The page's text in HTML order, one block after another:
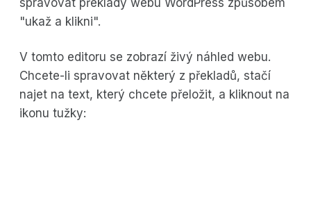
spravovat překlady webu WordPress způsobem
"ukaž a klikni".
V tomto editoru se zobrazí živý náhled webu.
Chcete-li spravovat některý z překladů, stačí
najet na text, který chcete přeložit, a kliknout na
ikonu tužky: